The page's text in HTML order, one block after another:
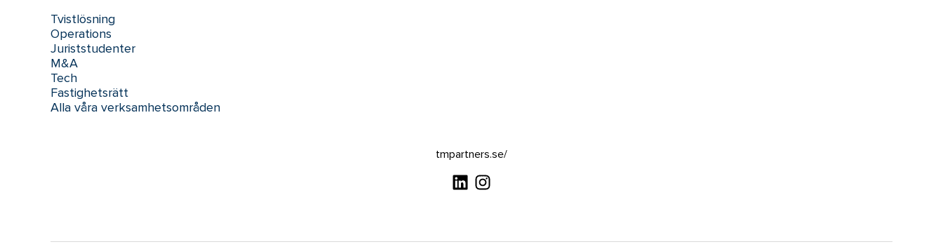
Tvistlösning
Operations
Juriststudenter
M&A
Tech
Fastighetsrätt
Alla våra verksamhetsområden
tmpartners.se/